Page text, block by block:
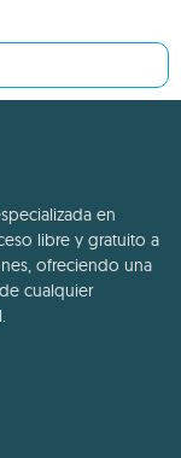
en
libre y gratuito a
ofreciendo una
cualquier